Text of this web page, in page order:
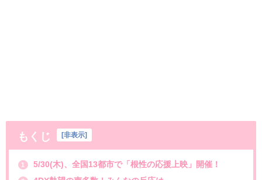
もくじ 非表示
1 5/30(木)、全国13都市で「根性の応援上映」開催！